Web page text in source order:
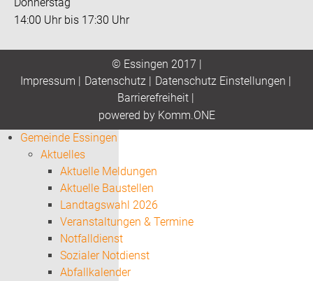
14:00 Uhr bis 17:30 Uhr
© Essingen 2017 |
Impressum | Datenschutz| Datenschutz Einstellungen |
Barrierefreiheit|
powered by Komm.ONE
Gemeinde Essingen
Aktuelles
Aktuelle Meldungen
Aktuelle Baustellen
Landtagswahl 2026
Veranstaltungen & Termine
Notfalldienst
Sozialer Notdienst
Abfallkalender